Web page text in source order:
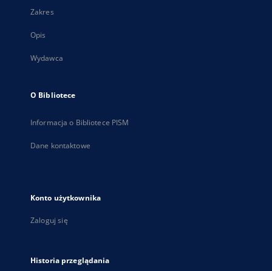
Zakres
Opis
Wydawca
O Bibliotece
Informacja o Bibliotece PISM
Dane kontaktowe
Konto użytkownika
Zaloguj się
Historia przeglądania